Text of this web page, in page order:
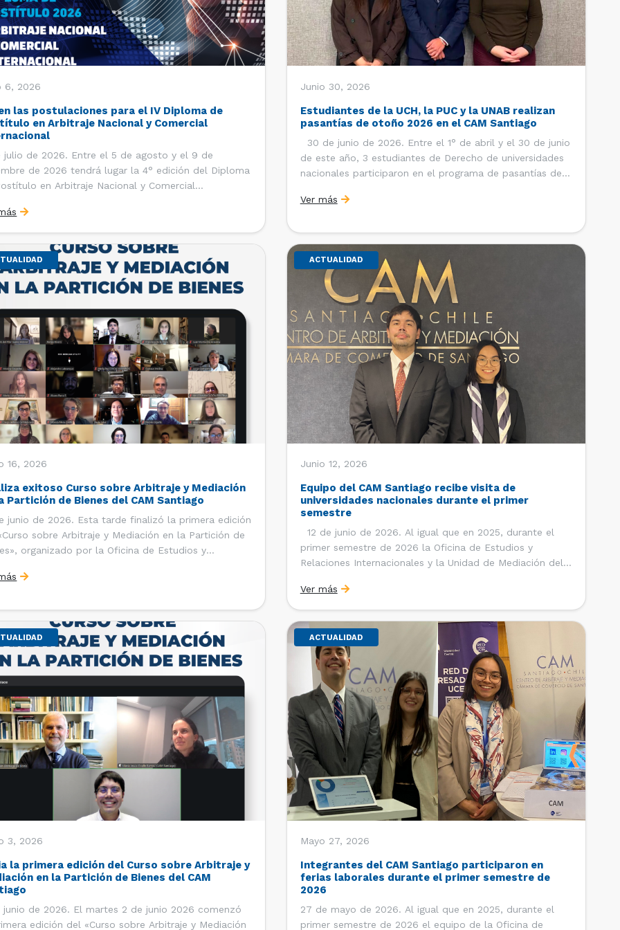
6, 2026
las postulaciones para el IV Diploma de
en Arbitraje Nacional y Comercial
julio de 2026. Entre el 5 de agosto y el 9 de
de 2026 tendrá lugar la 4° edición del Diploma
en Arbitraje Nacional y Comercial
Internacional de la Facultad de Derecho de la
de Chile y […]
Junio 30, 2026
Estudiantes de la UCH, la PUC y la UNAB realizan
pasantías de otoño 2026 en el CAM Santiago
30 de junio de 2026. Entre el 1° de abril y el 30 de junio
de este año, 3 estudiantes de Derecho de universidades
nacionales participaron en el programa de pasantías del
Comercio de Santiago (CCS). Así, se realizaron […]
Ver más
16, 2026
exitoso Curso sobre Arbitraje y Mediación
Partición de Bienes del CAM Santiago
junio de 2026. Esta tarde finalizó la primera edición
sobre Arbitraje y Mediación en la Partición de
organizado por la Oficina de Estudios y
(CAM) de la Cámara de Comercio de Santiago
ACTUALIDAD
Junio 12, 2026
Equipo del CAM Santiago recibe visita de
universidades nacionales durante el primer
semestre
12 de junio de 2026. Al igual que en 2025, durante el
primer semestre de 2026 la Oficina de Estudios y
Relaciones Internacionales y la Unidad de Mediación del
Comercio de Santiago (CCS) han recibido la visita de
estudiantes de […]
Ver más
3, 2026
la primera edición del Curso sobre Arbitraje y
en la Partición de Bienes del CAM
junio de 2026. El martes 2 de junio 2026 comenzó
edición del «Curso sobre Arbitraje y Mediación
ACTUALIDAD
Mayo 27, 2026
Integrantes del CAM Santiago participaron en
ferias laborales durante el primer semestre de
2026
27 de mayo de 2026. Al igual que en 2025, durante el
primer semestre de 2026 el equipo de la Oficina de